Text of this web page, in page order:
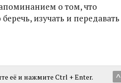
о том, что
изучать и передавать
^
её и нажмите Ctrl + Enter.